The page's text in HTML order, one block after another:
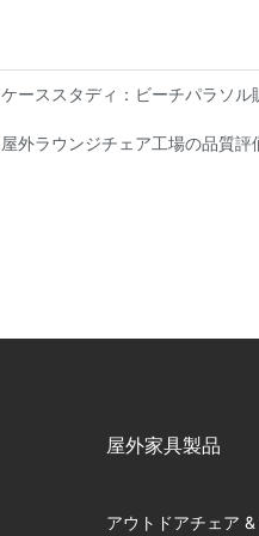
ケーススタディ：ビーチパラソ
屋外ラウンジチェア工場の品質評
屋外家具製品
アウトドアチェア